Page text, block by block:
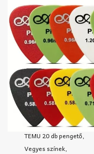
TEMU 20 db pengető,
Vegyes színek,